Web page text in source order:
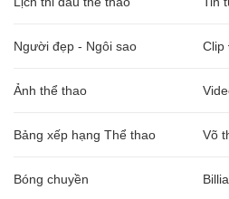
Người đẹp - Ngôi sao Clip
Ảnh thể thao
Bảng xếp hạng Thể thao Võ
Bóng chuyền